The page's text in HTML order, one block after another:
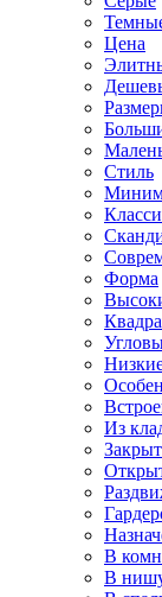
Цена
Стиль
Форма
Из
В
В